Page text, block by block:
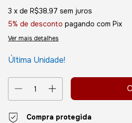
3 x de R$38,97 sem juros
5% de desconto pagando com Pix
Ver mais detalhes
Última Unidade!
Compra protegida